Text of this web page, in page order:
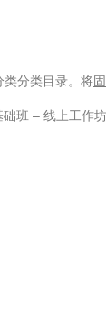
类分类目录。将
班 – 线上工作